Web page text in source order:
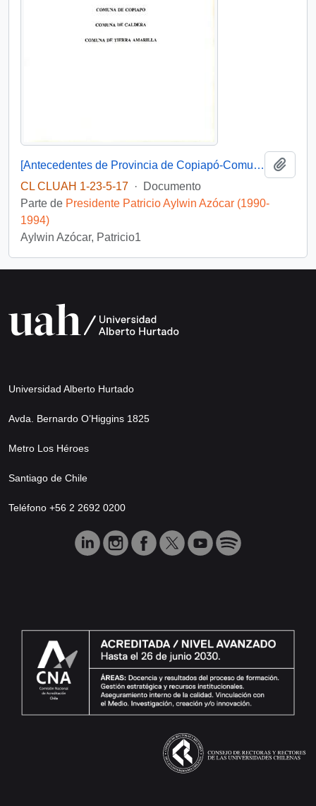
[Antecedentes de Provincia de Copiapó-Comuna de Copiapó, Caldera. Tierra Amarilla].
CL CLUAH 1-23-5-17 ·
Documento
Parte de Presidente Patricio Aylwin Azócar (1990-
1994)
Aylwin Azócar, Patricio1
Universidad Alberto Hurtado
Avda. Bernardo O’Higgins 1825
Metro Los Héroes
Santiago de Chile
Teléfono +56 2 2692 0200